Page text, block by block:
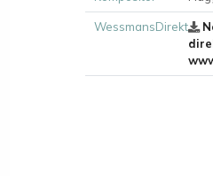
WessmansDirekt